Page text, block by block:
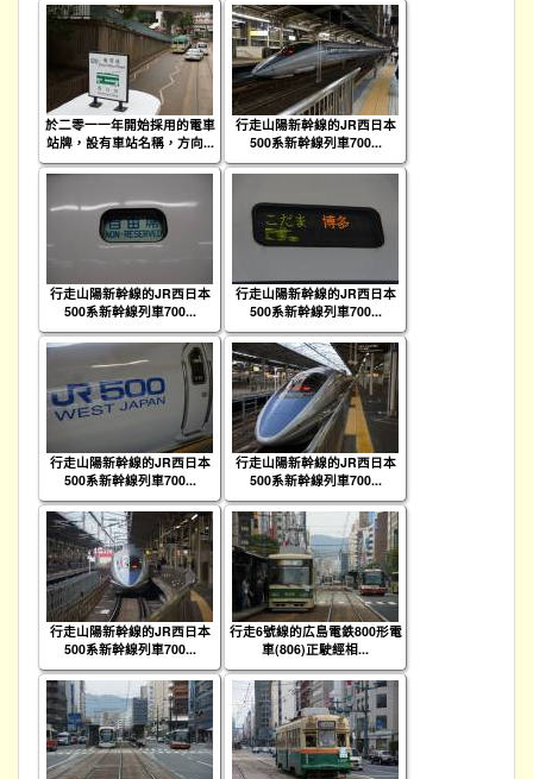
於二零一一年開始採用的電車
站牌，設有車站名稱，方向...
行走山陽新幹線的JR西日本
500系新幹線列車700...
行走山陽新幹線的JR西日本
500系新幹線列車700...
行走山陽新幹線的JR西日本
500系新幹線列車700...
行走山陽新幹線的JR西日本
500系新幹線列車700...
行走山陽新幹線的JR西日本
500系新幹線列車700...
行走山陽新幹線的JR西日本
500系新幹線列車700...
行走6號線的広島電鉄800形電
車(806)正駛經相...